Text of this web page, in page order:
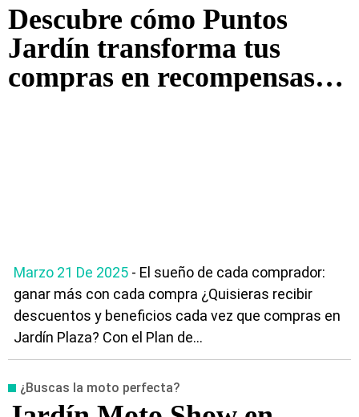
Descubre cómo Puntos
Jardín transforma tus
compras en recompensas
Marzo 21 De 2025 - El sueño de cada comprador:
ganar más con cada compra ¿Quisieras recibir
descuentos y beneficios cada vez que compras en
Jardín Plaza? Con el Plan de...
¿Buscas la moto perfecta?